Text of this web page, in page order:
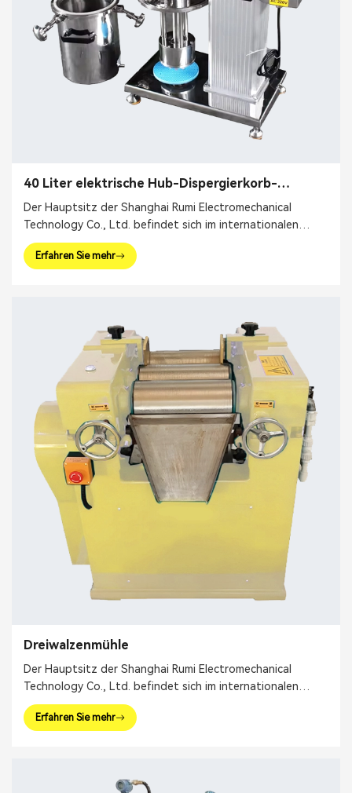
40 Liter elektrische Hub-Dispergierkorb-
Perlenmahlmühle
Der Hauptsitz der Shanghai Rumi Electromechanical
Technology Co., Ltd. befindet sich im internationalen
Finanzzentrum Shanghai. Wir konzentrieren uns auf die
Bereitstellung von Produktionsanlagen und ganzheitlichen
Reaktionskessel, Abfüllmaschinen usw.
Erfahren Sie mehr
Dreiwalzenmühle
Der Hauptsitz der Shanghai Rumi Electromechanical
Technology Co., Ltd. befindet sich im internationalen
Finanzzentrum Shanghai. Wir konzentrieren uns auf die
Bereitstellung von Produktionsanlagen und ganzheitlichen
Reaktionskessel, Abfüllmaschinen usw.
Erfahren Sie mehr